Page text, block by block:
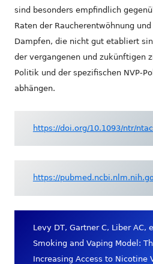
sind besonders empfindlich
Raten der Raucherentwöhnung
Dampfen, die nicht gut etabliert
der vergangenen und zukünftigen
Politik und der spezifischen NVP-
abhängen.
https://doi.org/10.1093/ntr/
https://
Levy DT, Gartner C, Liber AC,
Smoking and Vaping Model:
Increasing Access to Nicotine